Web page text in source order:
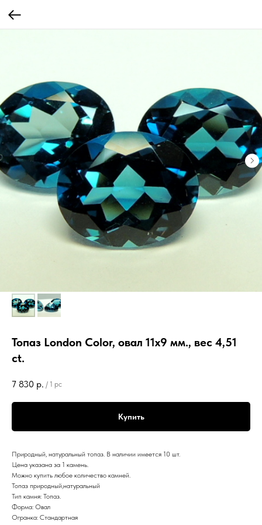
Топаз London Color, овал 11х9 мм., вес 4,51
ct.
7 830 р. / 1 pc
Купить
Природный, натуральный топаз. В наличии имеется 10 шт.
Цена указана за 1 камень.
Можно купить любое количество камней.
Топаз природный,натуральный
Тип камня: Топаз.
Форма: Овал
Огранка: Стандартная